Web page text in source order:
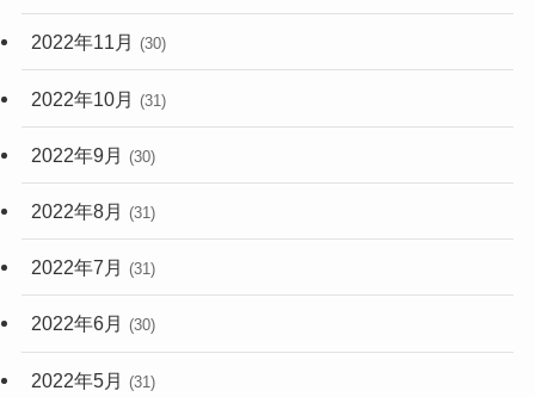
2022年11月 (30)
2022年10月 (31)
2022年9月 (30)
2022年8月 (31)
2022年7月 (31)
2022年6月 (30)
2022年5月 (31)